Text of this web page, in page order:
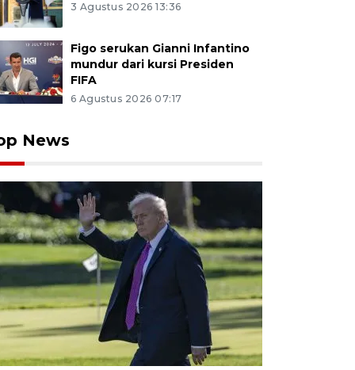
3 Agustus 2026 13:36
Figo serukan Gianni Infantino
mundur dari kursi Presiden
FIFA
6 Agustus 2026 07:17
News